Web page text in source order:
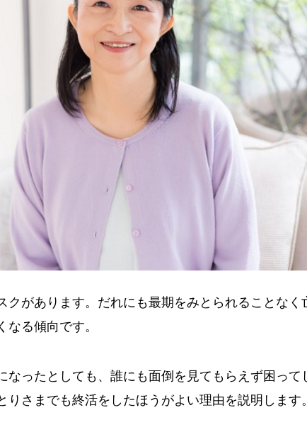
があります。だれにも最期をみとられることなく
る傾向です。
ったとしても、誰にも面倒を見てもらえず困って
さまでも終活をしたほうがよい理由を説明します。